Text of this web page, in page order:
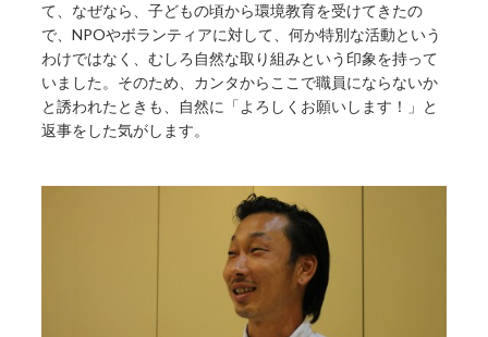
て、なぜなら、子どもの頃から環境教育を受けてきたの
で、NPOやボランティアに対して、何か特別な活動という
わけではなく、むしろ自然な取り組みという印象を持って
いました。そのため、カンタからここで職員にならないか
と誘われたときも、自然に「よろしくお願いします！」と
返事をした気がします。